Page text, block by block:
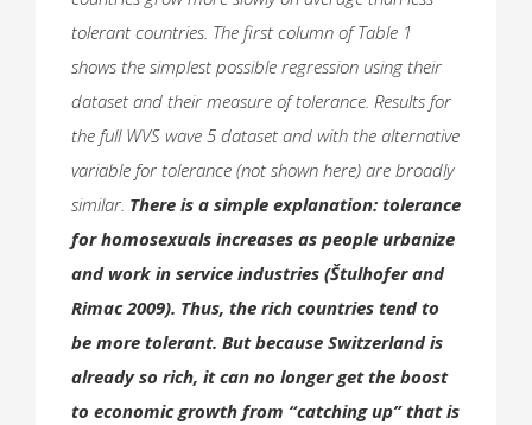
tolerant countries. The first column of Table 1
shows the simplest possible regression using their
dataset and their measure of tolerance. Results for
the full WVS wave 5 dataset and with the alternative
variable for tolerance (not shown here) are broadly
similar. There is a simple explanation: tolerance
for homosexuals increases as people urbanize
and work in service industries (Štulhofer and
Rimac 2009). Thus, the rich countries tend to
be more tolerant. But because Switzerland is
already so rich, it can no longer get the boost
to economic growth from “catching up” that is